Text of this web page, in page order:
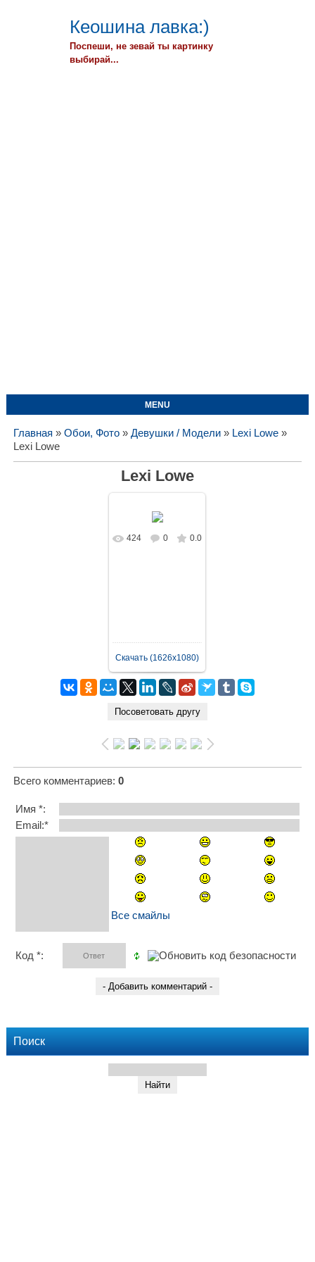
Кеошина лавка:)
Поспеши, не зевай ты картинку
выбирай...
MENU
Главная » Обои, Фото» Девушки / Модели» Lexi Lowe»
Lexi Lowe
Lexi Lowe
В реальном
424 0 0.0
Скачать (1626x1080)
Всего комментариев: 0
Имя *:
Email:*
Все смайлы
Код *:
Поиск